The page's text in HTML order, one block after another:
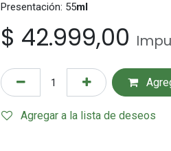
Presentación: 55ml
$ 42.999,00
Agregar a la lista de deseos